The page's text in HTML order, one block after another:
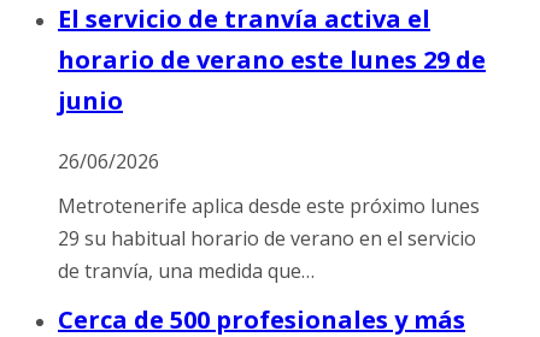
El servicio de tranvía activa el
horario de verano este lunes 29 de
junio
26/06/2026
Metrotenerife aplica desde este próximo lunes
29 su habitual horario de verano en el servicio
de tranvía, una medida que…
Cerca de 500 profesionales y más